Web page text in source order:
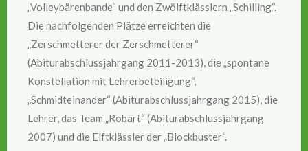
„Volleybärenbande“ und den Zwölftklässlern „Schilling“.
Die nachfolgenden Plätze erreichten die
„Zerschmetterer der Zerschmetterer“
(Abiturabschlussjahrgang 2011-2013), die „spontane
Konstellation mit Lehrerbeteiligung“,
„Schmidteinander“ (Abiturabschlussjahrgang 2015), die
Lehrer, das Team „Robärt“ (Abiturabschlussjahrgang
2007) und die Elftklässler der „Blockbuster“.